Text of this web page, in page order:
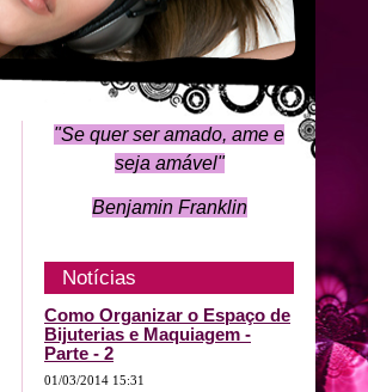
"Se quer ser amado, ame e
seja amável"
Benjamin Franklin
Notícias
Como Organizar o Espaço de
Bijuterias e Maquiagem -
Parte - 2
01/03/2014 15:31